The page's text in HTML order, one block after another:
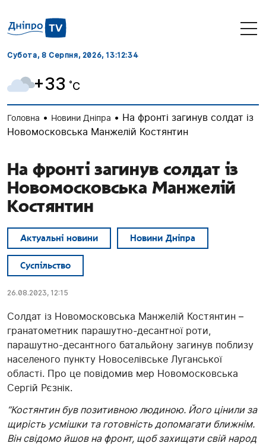
Субота, 8 Серпня, 2026, 13:12:34
+33 ˚C
Головна • Новини Дніпра • На фронті загинув солдат із
Новомосковська Манжелій Костянтин
На фронті загинув солдат із
Новомосковська Манжелій
Костянтин
Актуальні новини Новини Дніпра
Суспільство
26.08.2023, 12:15
Солдат із Новомосковська Манжелій Костянтин –
гранатометник парашутно-десантної роти,
парашутно-десантного батальйону загинув поблизу
населеного пункту Новоселівське Луганської
області. Про це повідомив мер Новомосковська
Сергій Рєзнік.
“Костянтин був позитивною людиною. Його цінили за
щирість усмішки та готовність допомагати ближнім.
Він свідомо йшов на фронт, щоб захищати свій народ